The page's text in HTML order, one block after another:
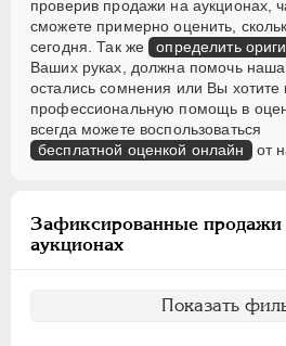
проверив продажи на аукционах,
сможете примерно оценить,
сегодня. Так же определить
Ваших руках, должна помочь наша
остались сомнения или Вы хотите
профессиональную помощь в
всегда можете воспользоваться
бесплатной оценкой онлайн от
Зафиксированные продажи
аукционах
Показать